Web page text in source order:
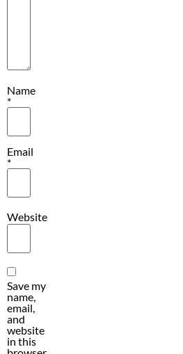
Name
*
Email
*
Website
Save my
name,
email,
and
website
in this